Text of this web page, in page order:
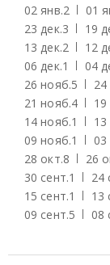
02 янв.2 01
23 дек.3 19
13 дек.2 12
06 дек.1 04
26 нояб.5
21 нояб.4
14 нояб.1
09 нояб.1
28 окт.8 26
30 сент.1 24
15 сент.1 13
09 сент.5 08